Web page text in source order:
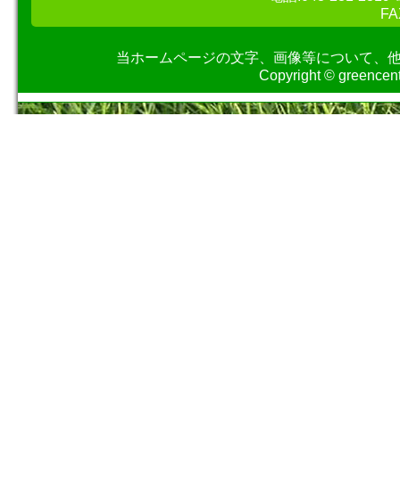
当ホームページの文字、画像等について、
Copyright ©